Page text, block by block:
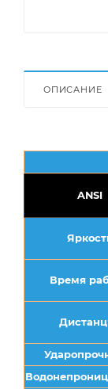
ОПИСАНИЕ
ANSI
Время